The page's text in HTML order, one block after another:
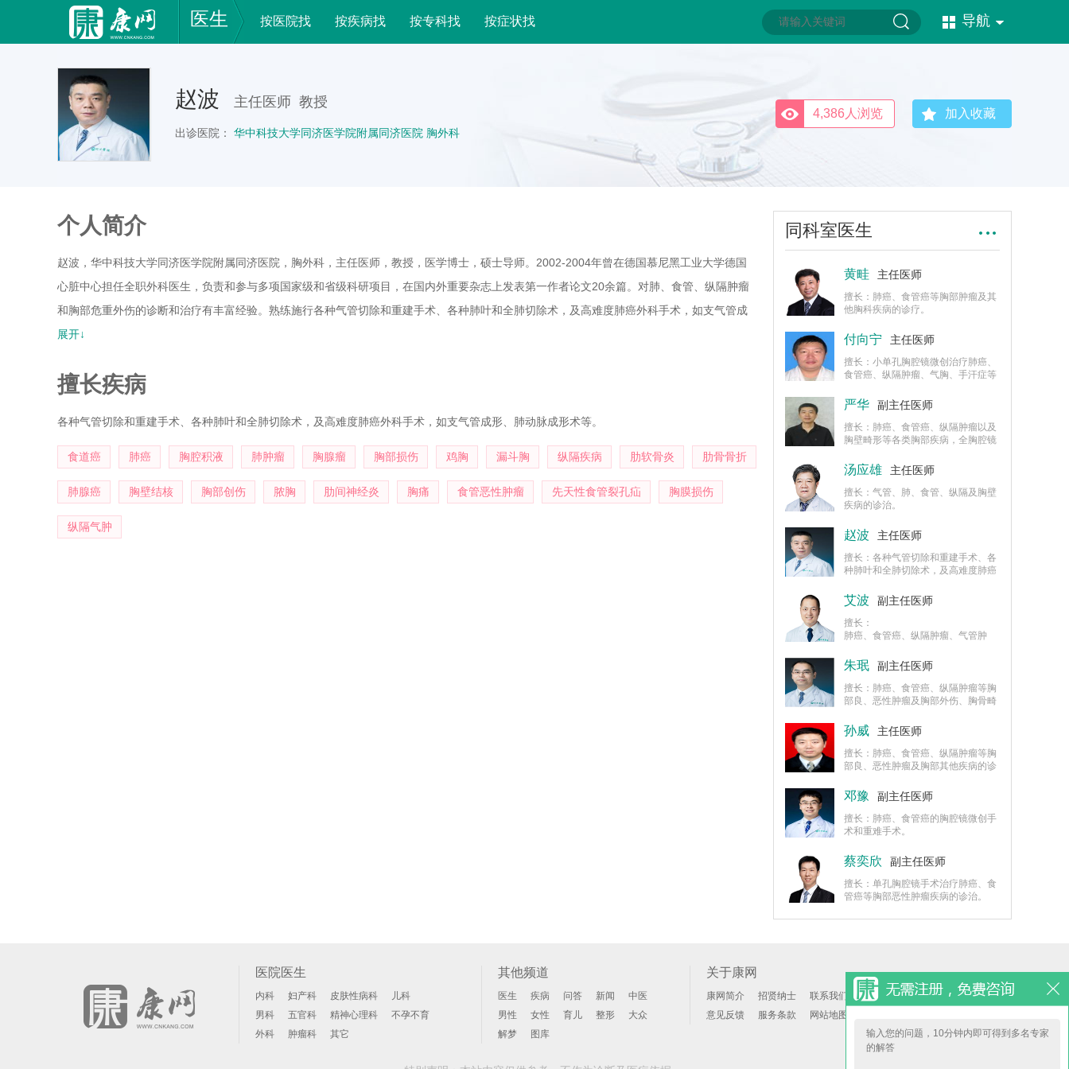
医生 按医院找 按疾病找 按专科找 按症状找 导航
赵波 主任医师 教授
出诊医院： 华中科技大学同济医学院附属同济医院 胸外科
加入收藏
4,386人浏览
个人简介
赵波，华中科技大学同济医学院附属同济医院，胸外科，主任医师，教授，医学博士，硕士导师。2002-2004年曾在德国慕尼黑工业大学德国
心脏中心担任全职外科医生，负责和参与多项国家级和省级科研项目，在国内外重要杂志上发表第一作者论文20余篇。对肺、食管、纵隔肿瘤
和胸部危重外伤的诊断和治疗有丰富经验。熟练施行各种气管切除和重建手术、各种肺叶和全肺切除术，及高难度肺癌外科手术，如支气管成
形、肺动脉成形术等。
展开↓
擅长疾病
各种气管切除和重建手术、各种肺叶和全肺切除术，及高难度肺癌外科手术，如支气管成形、肺动脉成形术等。
食道癌 肺癌 胸腔积液 肺肿瘤 胸腺瘤 胸部损伤 鸡胸 漏斗胸 纵隔疾病 肋软骨炎 肋骨骨折
肺腺癌 胸壁结核 胸部创伤 脓胸 肋间神经炎 胸痛 食管恶性肿瘤 先天性食管裂孔疝 胸膜损伤
纵隔气肿
同科室医生
黄畦 主任医师
擅长：肺癌、食管癌等胸部肿瘤及其
他胸科疾病的诊疗。
付向宁 主任医师
擅长：小单孔胸腔镜微创治疗肺癌、
食管癌、纵隔肿瘤、气胸、手汗症等
严华 副主任医师
擅长：肺癌、食管癌、纵隔肿瘤以及
胸壁畸形等各类胸部疾病，全胸腔镜
食管癌根治切除术、胸腔镜纵膈肿瘤
切除术、胸腔镜下气胸的治疗、单孔
胸腔镜手汗症的治疗等高难度胸外科
手术。
汤应雄 主任医师
擅长：气管、肺、食管、纵隔及胸壁
疾病的诊治。
赵波 主任医师
擅长：各种气管切除和重建手术、各
种肺叶和全肺切除术，及高难度肺癌
形术等。
艾波 副主任医师
擅长：
肺癌、食管癌、纵隔肿瘤、气管肿
瘤、胸部畸形、胸外伤、气胸、手汗
症的诊断和外科治疗。
朱珉 副主任医师
擅长：肺癌、食管癌、纵隔肿瘤等胸
部良、恶性肿瘤及胸部外伤、胸骨畸
孙威 主任医师
擅长：肺癌、食管癌、纵隔肿瘤等胸
部良、恶性肿瘤及胸部其他疾病的诊
邓豫 副主任医师
擅长：肺癌、食管癌的胸腔镜微创手
术和重难手术。
蔡奕欣 副主任医师
擅长：单孔胸腔镜手术治疗肺癌、食
管癌等胸部恶性肿瘤疾病的诊治。
医院医生
内科 妇产科 皮肤性病科
儿科
男科
五官科 精神心理科
不孕不育
外科
肿瘤科 其它
其他频道
医生 疾病 问答 新闻
中医
男性
女性 育儿 整形
大众
解梦
图库
关于康网
康网简介 招贤纳士
联系我们
意见反馈
服务条款 网站地图